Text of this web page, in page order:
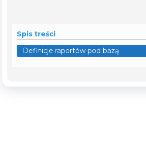
Spis treści
Definicje raportów pod bazą